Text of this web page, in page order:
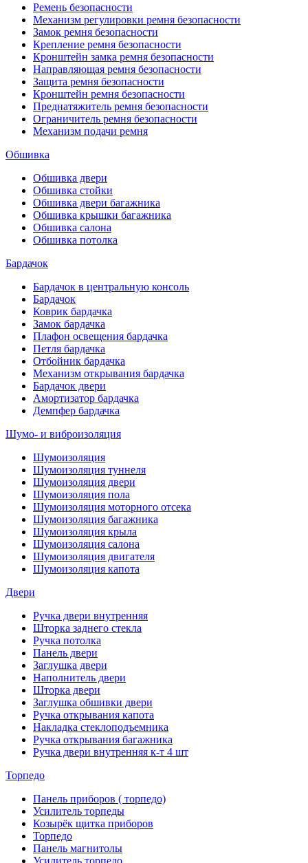
Ремень безопасности
Механизм регулировки ремня безопасности
Замок ремня безопасности
Крепление ремня безопасности
Кронштейн замка ремня безопасности
Направляющая ремня безопасности
Защита ремня безопасности
Кронштейн ремня безопасности
Преднатяжитель ремня безопасности
Ограничитель ремня безопасности
Механизм подачи ремня
Обшивка
Обшивка двери
Обшивка стойки
Обшивка двери багажника
Обшивка крышки багажника
Обшивка салона
Обшивка потолка
Бардачок
Бардачок в центральную консоль
Бардачок
Коврик бардачка
Замок бардачка
Плафон освещения бардачка
Петля бардачка
Отбойник бардачка
Механизм открывания бардачка
Бардачок двери
Амортизатор бардачка
Демпфер бардачка
Шумо- и виброизоляция
Шумоизоляция
Шумоизоляция туннеля
Шумоизоляция двери
Шумоизоляция пола
Шумоизоляция моторного отсека
Шумоизоляция багажника
Шумоизоляция крыла
Шумоизоляция салона
Шумоизоляция двигателя
Шумоизоляция капота
Двери
Ручка двери внутренняя
Шторка заднего стекла
Ручка потолка
Панель двери
Заглушка двери
Наполнитель двери
Шторка двери
Заглушка обшивки двери
Ручка открывания капота
Накладка стеклоподъемника
Ручка открывания багажника
Ручка двери внутренняя к-т 4 шт
Торпедо
Панель приборов ( торпедо)
Усилитель торпеды
Козырёк щитка приборов
Торпедо
Панель магнитолы
Усилитель торпедо